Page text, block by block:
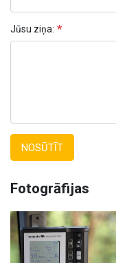
Jūsu ziņa:
NOSŪTĪT
Fotogrāfijas